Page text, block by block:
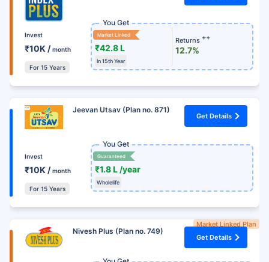
Invest
₹10K /month
For 15 Years
You Get
Market Linked
₹42.8 L
In 15th Year
Returns ++
12.7%
Jeevan Utsav (Plan no. 871)
Get Details
Invest
₹10K /month
For 15 Years
You Get
Guaranteed
₹1.8 L /year
Wholelife
Market Linked Plan
Nivesh Plus (Plan no. 749)
Get Details